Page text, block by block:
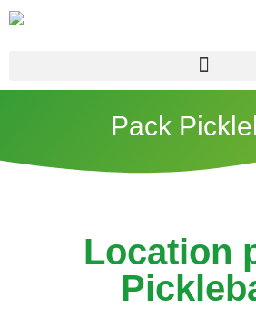
Pack
Location